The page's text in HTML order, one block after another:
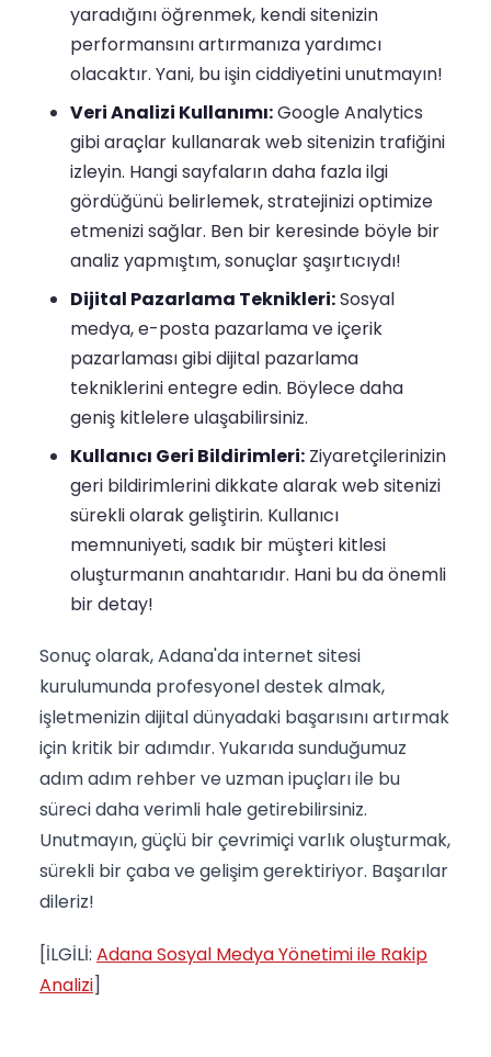
yaradığını öğrenmek, kendi sitenizin
performansını artırmanıza yardımcı
olacaktır. Yani, bu işin ciddiyetini unutmayın!
Veri Analizi Kullanımı:Google Analytics
gibi araçlar kullanarak web sitenizin trafiğini
izleyin. Hangi sayfaların daha fazla ilgi
gördüğünü belirlemek, stratejinizi optimize
etmenizi sağlar. Ben bir keresinde böyle bir
analiz yapmıştım, sonuçlar şaşırtıcıydı!
Dijital Pazarlama Teknikleri:Sosyal
medya, e-posta pazarlama ve içerik
pazarlaması gibi dijital pazarlama
tekniklerini entegre edin. Böylece daha
geniş kitlelere ulaşabilirsiniz.
Kullanıcı Geri Bildirimleri: Ziyaretçilerinizin
geri bildirimlerini dikkate alarak web sitenizi
sürekli olarak geliştirin. Kullanıcı
memnuniyeti, sadık bir müşteri kitlesi
oluşturmanın anahtarıdır. Hani bu da önemli
bir detay!
Sonuç olarak, Adana'da internet sitesi
kurulumunda profesyonel destek almak,
işletmenizin dijital dünyadaki başarısını artırmak
için kritik bir adımdır. Yukarıda sunduğumuz
adım adım rehber ve uzman ipuçları ile bu
süreci daha verimli hale getirebilirsiniz.
Unutmayın, güçlü bir çevrimiçi varlık oluşturmak,
sürekli bir çaba ve gelişim gerektiriyor. Başarılar
dileriz!
[İLGİLİ: Adana Sosyal Medya Yönetimi ile Rakip
Analizi]